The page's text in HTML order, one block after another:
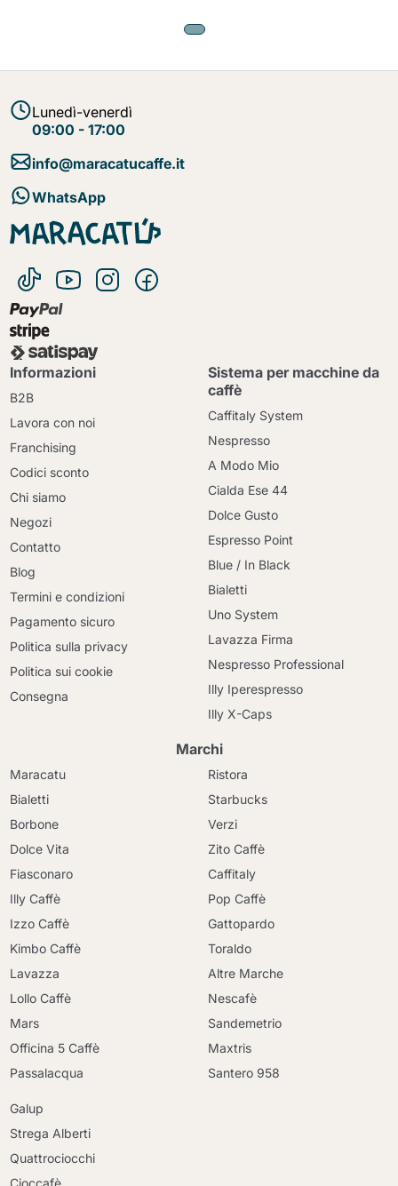
Lunedì-venerdì
09:00 - 17:00
info@maracatucaffe.it
WhatsApp
Informazioni
B2B
Lavora con noi
Franchising
Codici sconto
Chi siamo
Negozi
Contatto
Blog
Termini e condizioni
Pagamento sicuro
Politica sulla privacy
Politica sui cookie
Consegna
Sistema per macchine da
caffè
Caffitaly System
Nespresso
A Modo Mio
Cialda Ese 44
Dolce Gusto
Espresso Point
Blue / In Black
Bialetti
Uno System
Lavazza Firma
Nespresso Professional
Illy Iperespresso
Illy X-Caps
Marchi
Maracatu
Bialetti
Borbone
Dolce Vita
Fiasconaro
Illy Caffè
Izzo Caffè
Kimbo Caffè
Lavazza
Lollo Caffè
Mars
Officina 5 Caffè
Passalacqua
Ristora
Starbucks
Verzi
Zito Caffè
Caffitaly
Pop Caffè
Gattopardo
Toraldo
Altre Marche
Nescafè
Sandemetrio
Maxtris
Santero 958
Galup
Strega Alberti
Quattrociocchi